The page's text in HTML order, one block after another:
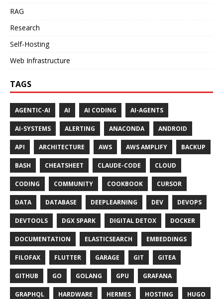
RAG
Research
Self-Hosting
Web Infrastructure
TAGS
AGENTIC-AI AI AI CODING AI-AGENTS
AI-SYSTEMS ALERTING ANACONDA ANDROID
API ARCHITECTURE AWS AWS AMPLIFY BACKUP
BASH CHEATSHEET CLAUDE-CODE CLOUD
CODING COMMUNITY COOKBOOK CURSOR
DATA DATABASE DEEPLEARNING DEV DEVOPS
DEVTOOLS DGX SPARK DIGITAL DETOX DOCKER
DOCUMENTATION ELASTICSEARCH EMBEDDINGS
FILOFAX FLUTTER GARAGE GIT GITEA
GITHUB GO GOLANG GPU GRAFANA
GRAPHQL HARDWARE HERMES HOSTING HUGO